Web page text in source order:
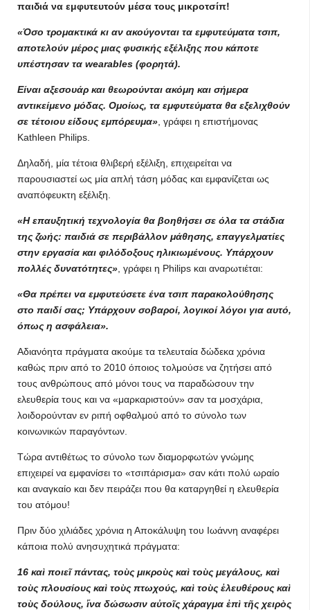
παιδιά να εμφυτευτούν μέσα τους μικροτσίπ!
«Όσο τρομακτικά κι αν ακούγονται τα εμφυτεύματα τσιπ,
αποτελούν μέρος μιας φυσικής εξέλιξης που κάποτε
υπέστησαν τα wearables (φορητά).
Είναι αξεσουάρ και θεωρούνται ακόμη και σήμερα
αντικείμενο μόδας. Ομοίως, τα εμφυτεύματα θα εξελιχθούν
σε τέτοιου είδους εμπόρευμα» , γράφει η επιστήμονας
Kathleen Philips.
Δηλαδή, μία τέτοια θλιβερή εξέλιξη, επιχειρείται να
παρουσιαστεί ως μία απλή τάση μόδας και εμφανίζεται ως
αναπόφευκτη εξέλιξη.
«Η επαυξητική τεχνολογία θα βοηθήσει σε όλα τα στάδια
της ζωής: παιδιά σε περιβάλλον μάθησης, επαγγελματίες
στην εργασία και φιλόδοξους ηλικιωμένους. Υπάρχουν
πολλές δυνατότητες» , γράφει η Philips και αναρωτιέται:
«Θα πρέπει να εμφυτεύσετε ένα τσιπ παρακολούθησης
στο παιδί σας; Υπάρχουν σοβαροί, λογικοί λόγοι για αυτό,
όπως η ασφάλεια».
Αδιανόητα πράγματα ακούμε τα τελευταία δώδεκα χρόνια
καθώς πριν από το 2010 όποιος τολμούσε να ζητήσει από
τους ανθρώπους από μόνοι τους να παραδώσουν την
ελευθερία τους και να «μαρκαριστούν» σαν τα μοσχάρια,
λοιδορούνταν εν ριπή οφθαλμού από το σύνολο των
κοινωνικών παραγόντων.
Τώρα αντιθέτως το σύνολο των διαμορφωτών γνώμης
επιχειρεί να εμφανίσει το «τσιπάρισμα» σαν κάτι πολύ ωραίο
και αναγκαίο και δεν πειράζει που θα καταργηθεί η ελευθερία
του ατόμου!
Πριν δύο χιλιάδες χρόνια η Αποκάλυψη του Ιωάννη αναφέρει
κάποια πολύ ανησυχητικά πράγματα:
16 καὶ ποιεῖ πάντας, τοὺς μικροὺς καὶ τοὺς μεγάλους, καὶ
τοὺς πλουσίους καὶ τοὺς πτωχούς, καὶ τοὺς ἐλευθέρους καὶ
τοὺς δούλους, ἵνα δώσωσιν αὐτοῖς χάραγμα ἐπὶ τῆς χειρὸς